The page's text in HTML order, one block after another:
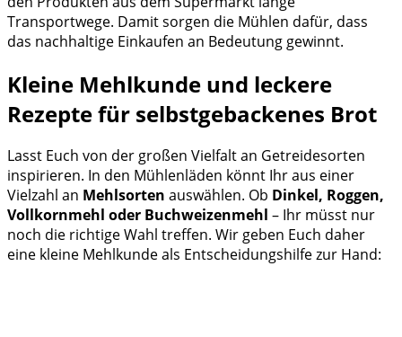
Transportwege. Damit sorgen die Mühlen dafür, dass
das nachhaltige Einkaufen an Bedeutung gewinnt.
Kleine Mehlkunde und leckere
Rezepte für selbstgebackenes Brot
Lasst Euch von der großen Vielfalt an Getreidesorten
inspirieren. In den Mühlenläden könnt Ihr aus einer
Vielzahl an Mehlsorten auswählen. Ob Dinkel, Roggen,
Vollkornmehl oder Buchweizenmehl – Ihr müsst nur
noch die richtige Wahl treffen. Wir geben Euch daher
eine kleine Mehlkunde als Entscheidungshilfe zur Hand: